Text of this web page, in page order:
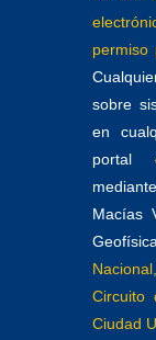
permiso
sobre
en
portal
Macías
Circuito
Ciudad